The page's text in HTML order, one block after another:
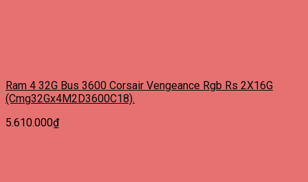
Ram 4 32G Bus 3600 Corsair Vengeance Rgb Rs 2X16G
(Cmg32Gx4M2D3600C18).
5.610.000₫